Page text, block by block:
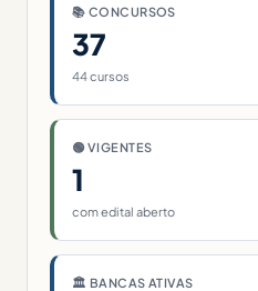
📚 CONCURSOS
37
44 cursos
🟢 VIGENTES
1
com edital aberto
🏛 BANCAS ATIVAS